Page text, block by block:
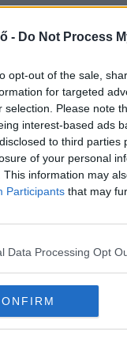
- Do Not Process
opt-out of the sale,
for targeted
selection. Please note
interest-based ads
to third
of your personal
This information may
Participants that may
Data Processing Opt
– még ha
emelni
előnyeit. Az
a
A
teljes
fáradtság,
nap